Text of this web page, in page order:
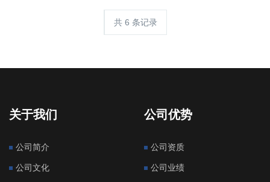
共 6 条记录
关于我们
公司简介
公司文化
公司优势
公司资质
公司业绩